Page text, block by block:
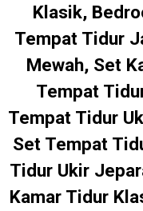
Klasik,
Tempat Tidur
Mewah, Set
Tempat
Tempat Tidur
Set Tempat
Tidur Ukir
Kamar Tidur